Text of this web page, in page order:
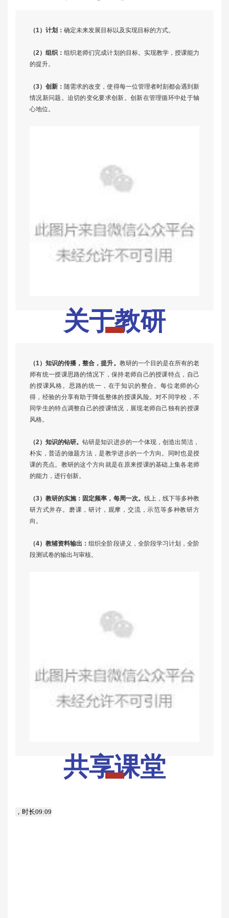
（1）计划： 确定未来发展目标以及实现目标的方式。
（2）组织：组织老师们完成计划的目标。实现教学，授课能力
的提升。
（3）创新： 随需求的改变，使得每一位管理者时刻都会遇到新
情况新问题。迫切的变化要求创新。创新在管理循环中处于轴
心地位。
关于教研
（1）知识的传播，整合，提升。 教研的一个目的是在所有的老
师有统一授课思路的情况下，保持老师自己的授课特点，自己
的授课风格。思路的统一，在于知识的整合。每位老师的心
得，经验的分享有助于降低整体的授课风险。对不同学校，不
同学生的特点调整自己的授课情况，展现老师自己独有的授课
风格。
（2）知识的钻研。钻研是知识进步的一个体现，创造出简洁，
朴实，普适的做题方法，是教学进步的一个方向。同时也是授
课的亮点。教研的这个方向就是在原来授课的基础上集各老师
的能力，进行创新。
（3）教研的实施：固定频率，每周一次。 线上，线下等多种教
研方式并存。磨课，研讨，观摩，交流，示范等多种教研方
向。
（4）教辅资料输出：组织全阶段讲义，全阶段学习计划，全阶
段测试卷的输出与审核。
共享课堂
，时长09:09